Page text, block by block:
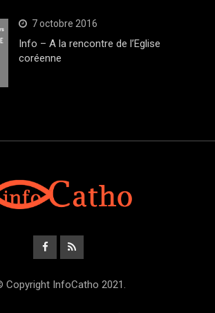
7 octobre 2016
Info – A la rencontre de l’Eglise
coréenne
Copyright InfoCatho 2021.